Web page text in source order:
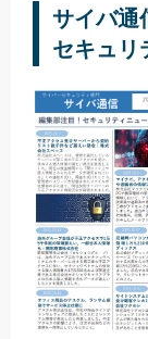
サイバ通
セキュリ